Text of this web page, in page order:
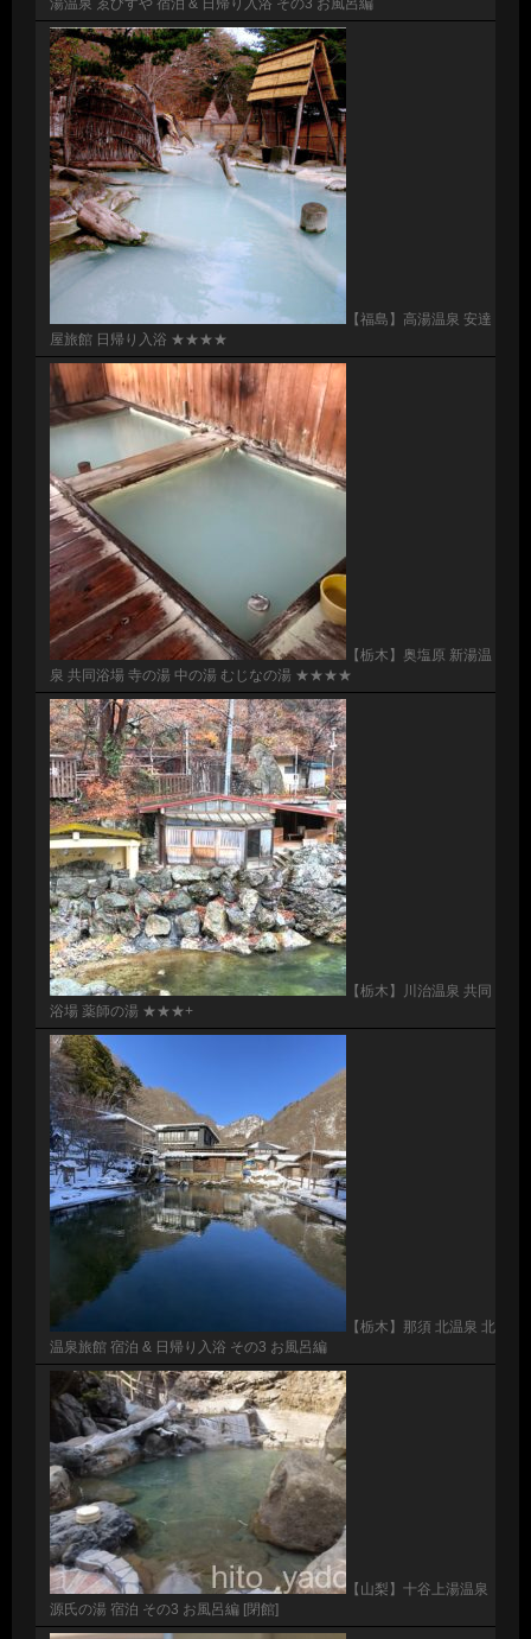
【福島】高湯温泉 安達
屋旅館 日帰り入浴 ★★★★
【栃木】奥塩原 新湯温
泉 共同浴場 寺の湯 中の湯 むじなの湯 ★★★★
【栃木】川治温泉 共同
浴場 薬師の湯 ★★★+
【栃木】那須 北温泉 北
温泉旅館 宿泊 & 日帰り入浴 その3 お風呂編
【山梨】十谷上湯温泉
源氏の湯 宿泊 その3 お風呂編 [閉館]